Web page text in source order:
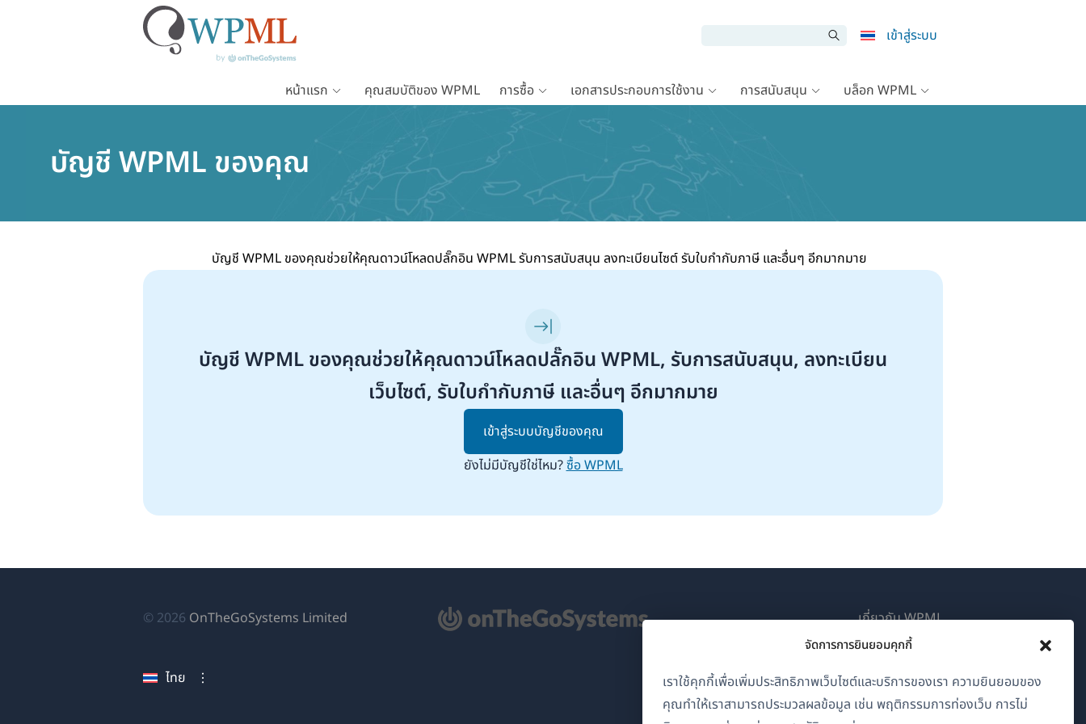
จัดการการยินยอมคุกกี้
เราใช้คุกกี้เพื่อเพิ่มประสิทธิภาพเว็บไซต์และบริการของเรา ความยินยอมของ
คุณทำให้เราสามารถประมวลผลข้อมูล เช่น พฤติกรรมการท่องเว็บ การไม่
เข้าสู่ระบบ
หน้าแรก คุณสมบัติของ WPML การซื้อ เอกสารประกอบการใช้งาน การสนับสนุน บล็อก WPML
บัญชี WPML ของคุณ
บัญชี WPML ของคุณช่วยให้คุณดาวน์โหลดปลั๊กอิน WPML รับการสนับสนุน ลงทะเบียนไซต์ รับใบกำกับภาษี และอื่นๆ อีกมากมาย
บัญชี WPML ของคุณช่วยให้คุณดาวน์โหลดปลั๊กอิน WPML, รับการสนับสนุน, ลงทะเบียน
เว็บไซต์, รับใบกำกับภาษี และอื่นๆ อีกมากมาย
เข้าสู่ระบบบัญชีของคุณ
ยังไม่มีบัญชีใช่ไหม?ซื้อ WPML
© 2026 OnTheGoSystems Limited
ไทย
เกี่ยวกับ WPML
GDPR และนโยบายความเป็นส่วนตัว
เข้าร่วมทีมของเรา(เปิด
ใน
(เปิด (เปิด